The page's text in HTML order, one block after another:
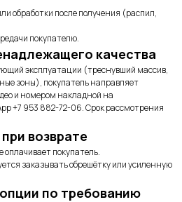
обработки после получения (распил,
покупателю.
качества
эксплуатации (треснувший массив,
зоны), покупатель направляет
и номером накладной на
+7 953 882-72-06. Срок рассмотрения
возврате
оплачивает покупатель.
заказывать обрешётку или усиленную
по требованию